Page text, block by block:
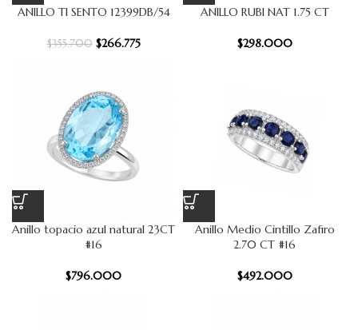
ANILLO TI SENTO 12399DB/54
$355.700 $266.775
ANILLO RUBI NAT 1.75 CT
$298.000
Anillo topacio azul natural 23CT
#16
$796.000
Anillo Medio Cintillo Zafiro
2.70 CT #16
$492.000